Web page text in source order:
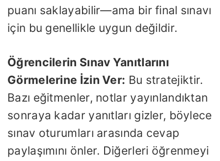
puanı saklayabilir—ama bir final sınavı
için bu genellikle uygun değildir.
Öğrencilerin Sınav Yanıtlarını
Görmelerine İzin Ver: Bu stratejiktir.
Bazı eğitmenler, notlar yayınlandıktan
sonraya kadar yanıtları gizler, böylece
sınav oturumları arasında cevap
paylaşımını önler. Diğerleri öğrenmeyi